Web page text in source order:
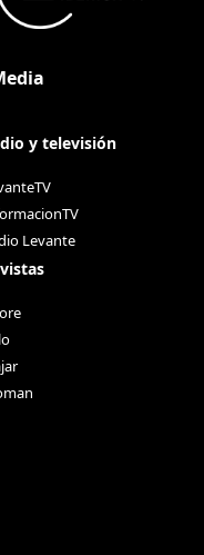
y televisión
Levante